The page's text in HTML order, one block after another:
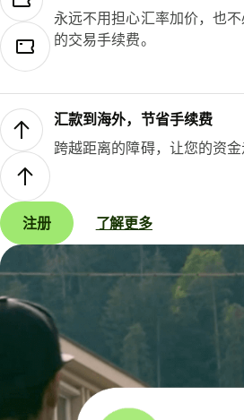
永远不用担心汇率加价，也
的交易手续费。
汇款到海外，节省手续费
跨越距离的障碍，让您的资金
注册 了解更多